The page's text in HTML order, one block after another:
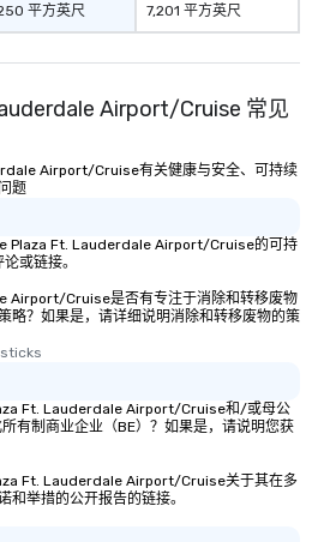
平方英尺 7,201 平方英尺
Airport/Cruise 常见
Airport/Cruise有关健康与安全、可持续
题
Plaza Ft. Lauderdale Airport/Cruise的可持
或链接。
Airport/Cruise是否有专注于消除和转移废物
略？如果是，请详细说明消除和转移废物的策
Ft. Lauderdale Airport/Cruise和/或母公
有制商业企业（BE）？如果是，请说明您获
Ft. Lauderdale Airport/Cruise关于其在多
和举措的公开报告的链接。